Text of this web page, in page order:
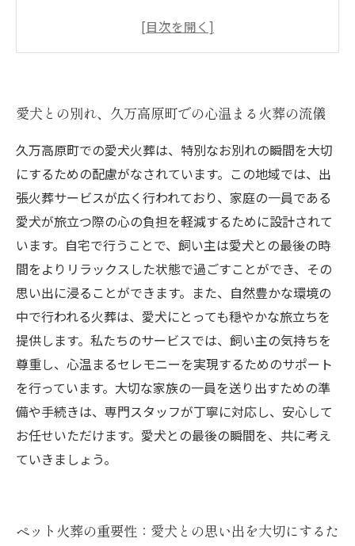
久万高原町の出張火葬サービス：自宅でのセレ
のサポート
自然に囲まれた久万高原町での穏やかな旅立ち
心穏やかな別れを迎えるために知っておくべき
こと
愛犬との大切な瞬間を共に：久万高原町の火葬
の流儀を考える
愛犬との別れ、久万高原町での心温まる火葬の流儀
久万高原町での愛犬火葬は、特別なお別れの瞬間を大切
にするための配慮がなされています。この地域では、出
張火葬サービスが広く行われており、家庭の一員である
愛犬が旅立つ際の心の負担を軽減するために設計されて
います。自宅で行うことで、飼い主は愛犬との最後の時
間をよりリラックスした状態で過ごすことができ、その
思い出に浸ることができます。また、自然豊かな環境の
中で行われる火葬は、愛犬にとっても穏やかな旅立ちを
提供します。私たちのサービスでは、飼い主の気持ちを
尊重し、心温まるセレモニーを実現するためのサポート
を行っています。大切な家族の一員を送り出すための準
備や手続きは、専門スタッフが丁寧に対応し、安心して
お任せいただけます。愛犬との最後の瞬間を、共に考え
ていきましょう。
ペット火葬の重要性：愛犬との思い出を大切にするた